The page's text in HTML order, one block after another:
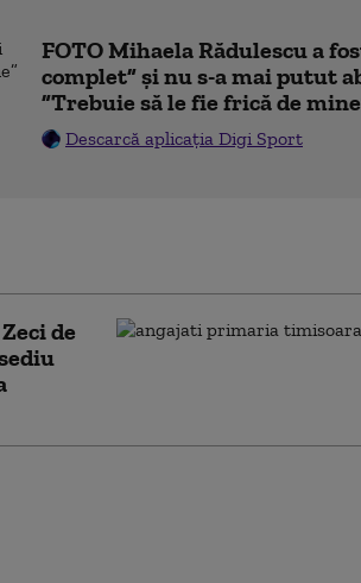
FOTO Mihaela Rădulescu a
complet” și nu s-a mai putut
”Trebuie să le fie frică de
Descarcă aplicația Digi Sport
de